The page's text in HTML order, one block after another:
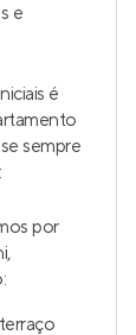
e
é
sempre
por